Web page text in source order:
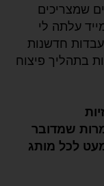
שמצריכים
עלתה לי
חדשנות
בתהליך פיצוח
שמדובר
לכל מותג